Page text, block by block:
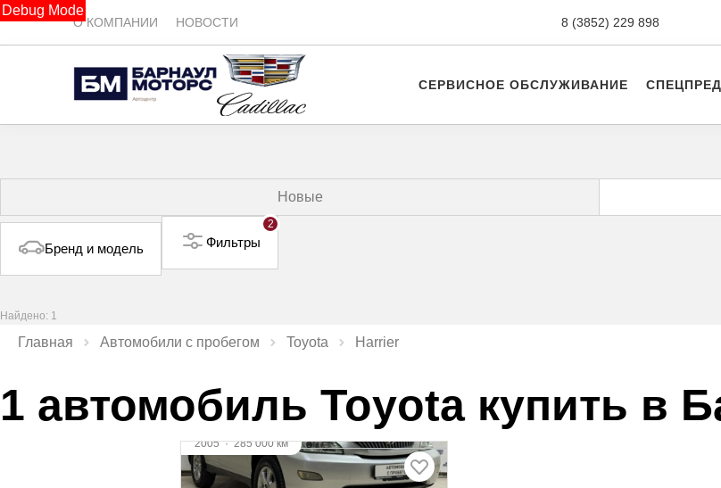
Debug Mode
8 (3852) 229 898
О КОМПАНИИ НОВОСТИ
СЕРВИСНОЕ ОБСЛУЖИВАНИЕ
Новые
Бренд и модель
2
Фильтры
Найдено: 1
Главная Автомобили с пробегом Toyota Harrier
1 автомобиль Toyota купить в
2005·285 000 км
Toyota Harrier